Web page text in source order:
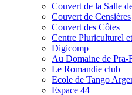
Couvert de la Salle
Couvert de Censières
Couvert des Côtes
Centre Pluriculturel
Digicomp
Au Domaine de Pra-
Le Romandie club
Ecole de Tango
Espace 44